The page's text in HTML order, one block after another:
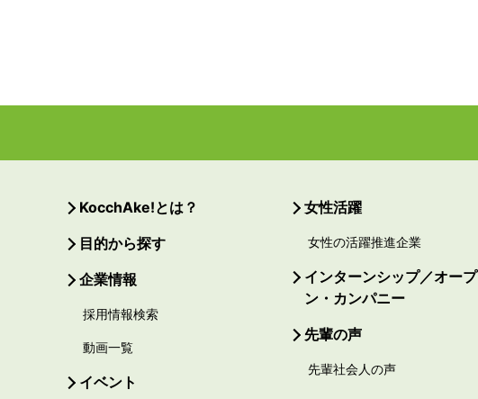
KocchAke!とは？
目的から探す
企業情報
採用情報検索
動画一覧
イベント
女性活躍
女性の活躍推進企業
インターンシップ／オープ
ン・カンパニー
先輩の声
先輩社会人の声